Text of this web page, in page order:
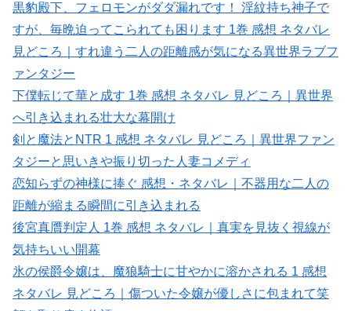
黒豹殿下、フェロモンがダダ漏れです！ 淫紋持ち神子で
すが、毎晩迫ってこられても困ります 1巻 感想 ネタバレ
見どころ｜すれ違う二人の距離感が気になる異世界ラブフ
ァンタジー
下僕転じて華と成す 1巻 感想 ネタバレ 見どころ｜異世界
へ引き込まれる壮大な幕開け
剣と魔法とNTR 1 感想 ネタバレ 見どころ｜異世界ファン
タジーと思いきや振り切った人妻コメディ
恋知らずの神様に捧ぐ 感想・ネタバレ｜不器用な二人の
距離が縮まる瞬間に引き込まれる
後宮真贋判定人 1巻 感想 ネタバレ｜真実を見抜く視線が
気持ちいい開幕
氷の侯爵令嬢は、魔狼騎士に甘やかに溶かされる 1 感想
ネタバレ 見どころ｜傷ついた令嬢が優しさに包まれて笑